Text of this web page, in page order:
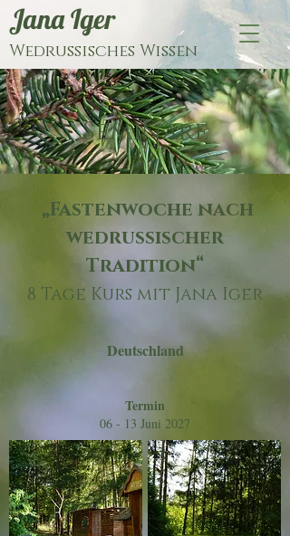
Jana Iger
Wedrussisches Wissen
Seminare
„Fastenwoche nach
wedrussischer
Tradition“
8 Tage Kurs mit Jana Iger
Deutschland
Termin
06 - 13 Juni 2027